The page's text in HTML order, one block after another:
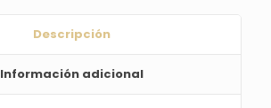
Descripción
Información adicional